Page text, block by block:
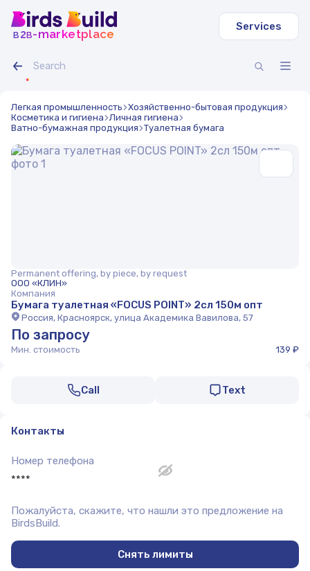
b2b-marketplace
Services
Легкая промышленность Хозяйственно-бытовая продукция
Косметика и гигиена Личная гигиена
Ватно-бумажная продукция Туалетная бумага
Permanent offering, by piece, by request
ООО «КЛИН»
Компания
Бумага туалетная «FOCUS POINT» 2сл 150м опт
Россия, Красноярск, улица Академика Вавилова, 57
По запросу
Мин. стоимость 139 ₽
Call Text
Контакты
Номер телефона
****
Пожалуйста, скажите, что нашли это предложение на
BirdsBuild.
Снять лимиты